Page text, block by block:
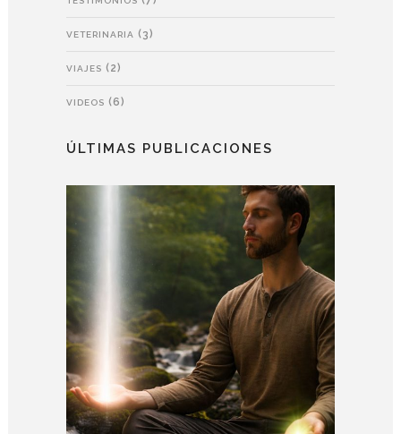
VETERINARIA (3)
VIAJES (2)
VIDEOS (6)
ÚLTIMAS PUBLICACIONES